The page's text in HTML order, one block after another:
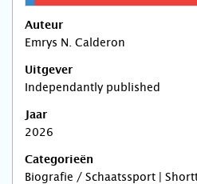
Auteur
Emrys N. Calderon
Uitgever
Independantly published
Jaar
2026
Categorieën
Biografie / Schaatssport |